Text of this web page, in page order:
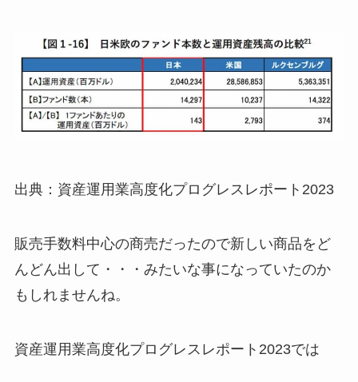
出典：資産運用業高度化プログレスレポート2023
販売手数料中心の商売だったので新しい商品をど
んどん出して・・・みたいな事になっていたのか
もしれませんね。
資産運用業高度化プログレスレポート2023では